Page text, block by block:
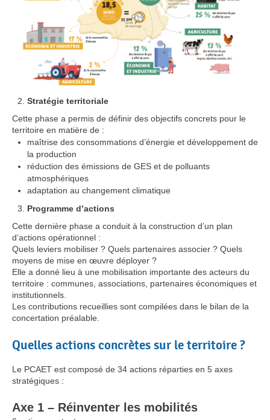
Stratégie territoriale
Cette phase a permis de définir des objectifs concrets pour le
territoire en matière de :
maîtrise des consommations d’énergie et développement de
la production
réduction des émissions de GES et de polluants
atmosphériques
adaptation au changement climatique
Programme d’actions
Cette dernière phase a conduit à la construction d’un plan
d’actions opérationnel :
Quels leviers mobiliser ? Quels partenaires associer ? Quels
moyens de mise en œuvre déployer ?
Elle a donné lieu à une mobilisation importante des acteurs du
territoire : communes, associations, partenaires économiques et
institutionnels.
Les contributions recueillies sont compilées dans le bilan de la
concertation préalable.
Quelles actions concrètes sur le territoire ?
Le PCAET est composé de 34 actions réparties en 5 axes
stratégiques :
Axe 1 – Réinventer les mobilités